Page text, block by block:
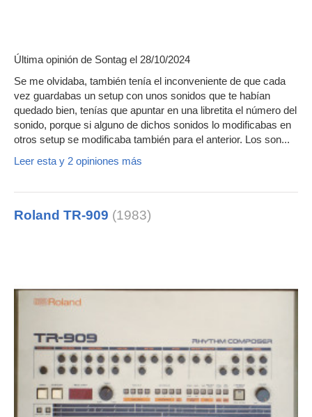
Última opinión de Sontag el 28/10/2024
Se me olvidaba, también tenía el inconveniente de que cada
vez guardabas un setup con unos sonidos que te habían
quedado bien, tenías que apuntar en una libretita el número del
sonido, porque si alguno de dichos sonidos lo modificabas en
otros setup se modificaba también para el anterior. Los son...
Leer esta y 2 opiniones más
Roland TR-909 (1983)